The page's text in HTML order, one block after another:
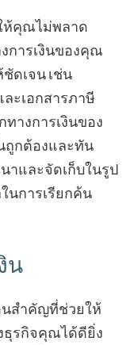
ห้คุณไม่พลาด
การเงินของคุณ
ดเจน เช่น
ละเอกสารภาษี
างการเงินของ
กต้องและทัน
าและจัดเก็บในรูป
นการเรียกค้น
น
นสำคัญที่ช่วยให้
ธุรกิจคุณได้ดียิ่ง